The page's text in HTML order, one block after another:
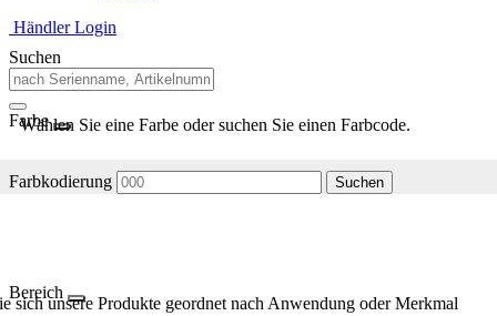
Händler Login
Suchen
Farbe
Wählen Sie eine Farbe oder suchen Sie einen Farbcode.
Farbkodierung Suchen
Bereich
sich unsere Produkte geordnet nach Anwendung oder Merkmal